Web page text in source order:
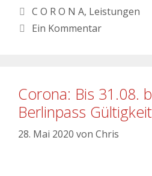
C O R O N A, Leistungen
Ein Kommentar
Corona: Bis 31.08.
Berlinpass Gültigkeit
28. Mai 2020 von Chris